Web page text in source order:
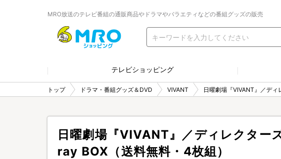
MRO放送のテレビ番組の通販商品やドラマやバラエティなどの番組グッズの販売
テレビショッピング
トップ ドラマ・番組グッズ＆DVD VIVANT 日曜劇場『VIVANT』／ディ
日曜劇場『VIVANT』／ディレクター
ray BOX（送料無料・4枚組）